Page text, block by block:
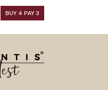
BUY 4 PAY 3